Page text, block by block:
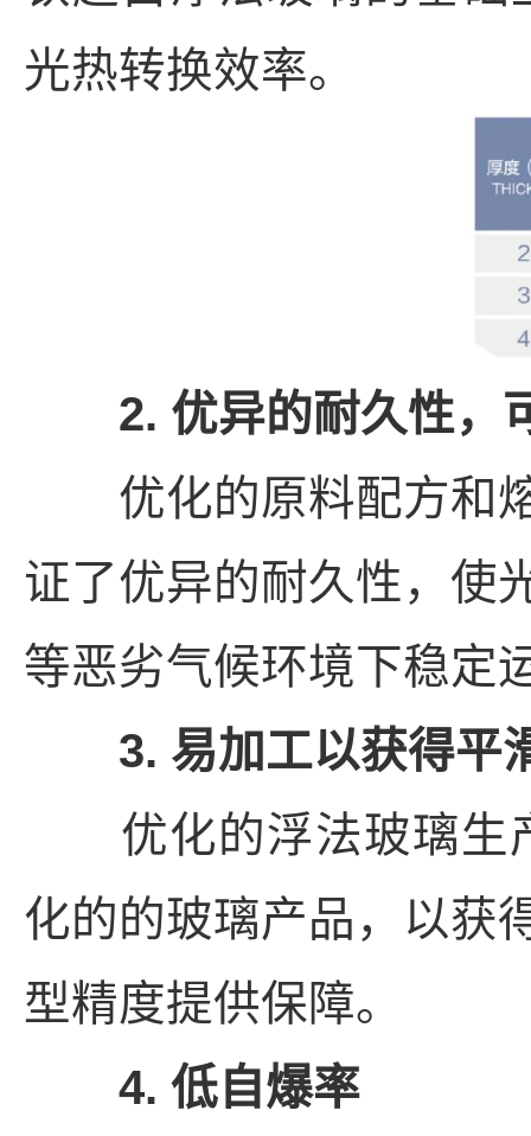
光热转换效率。
2. 优异的耐久性，
优化的原料配方和熔
证了优异的耐久性，使
等恶劣气候环境下稳定
3. 易加工以获得平
优化的浮法玻璃生
化的的玻璃产品，以获
型精度提供保障。
4. 低自爆率